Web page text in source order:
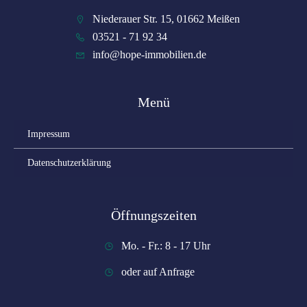
Niederauer Str. 15, 01662 Meißen
03521 - 71 92 34
info@hope-immobilien.de
Menü
Impressum
Datenschutzerklärung
Öffnungszeiten
Mo. - Fr.: 8 - 17 Uhr
oder auf Anfrage